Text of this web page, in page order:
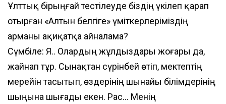
Ұлттық бірыңғай тестілеуде біздің үкілеп қарап
отырған «Алтын белгіге» үміткерлеріміздің
арманы ақиқатқа айналама?
Сүмбіле: Я.. Олардың жұлдыздары жоғары да,
жайнап тұр. Сынақтан сүрінбей өтіп, мектептің
мерейін тасытып, өздерінің шынайы білімдерінің
шыңына шығады екен. Рас... Менің